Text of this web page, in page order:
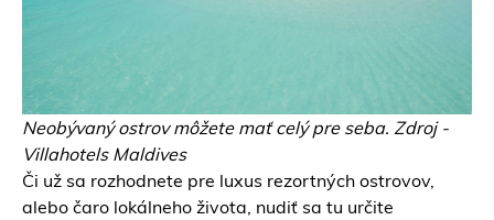
Neobývaný ostrov môžete mať celý pre seba. Zdroj -
Villahotels Maldives
Či už sa rozhodnete pre luxus rezortných ostrovov,
alebo čaro lokálneho života, nudiť sa tu určite